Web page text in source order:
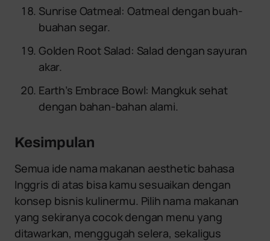
Sunrise Oatmeal: Oatmeal dengan buah-
buahan segar.
Golden Root Salad: Salad dengan sayuran
akar.
Earth’s Embrace Bowl: Mangkuk sehat
dengan bahan-bahan alami.
Kesimpulan
Semua ide nama makanan aesthetic bahasa
Inggris di atas bisa kamu sesuaikan dengan
konsep bisnis kulinermu. Pilih nama makanan
yang sekiranya cocok dengan menu yang
ditawarkan, menggugah selera, sekaligus